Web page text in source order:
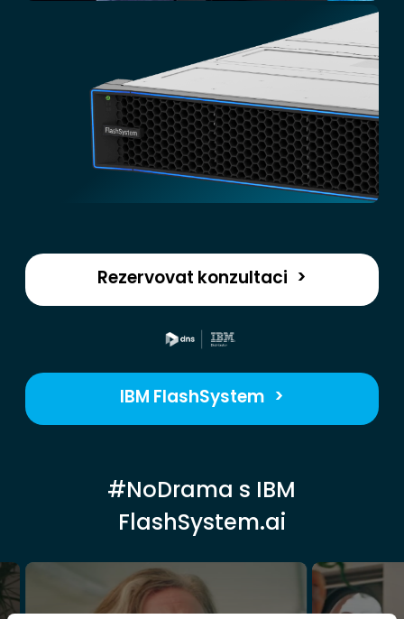
Rezervovat konzultaci >
IBM FlashSystem >
#NoDrama s IBM
FlashSystem.ai